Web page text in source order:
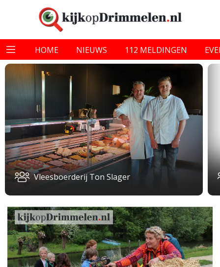
HOME NIEUWS 112 MELDINGEN
Vleesboerderij Ton Slager